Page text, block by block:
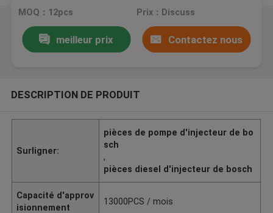
BL_3CYI_YC6
MOQ：12pcs Prix：Discuss
meilleur prix Contactez nous
DESCRIPTION DE PRODUIT
Surligner:
pièces de pompe d'injecteur de bo
sch
,
pièces diesel d'injecteur de bosch
Capacité d'approv
isionnement
13000PCS / mois